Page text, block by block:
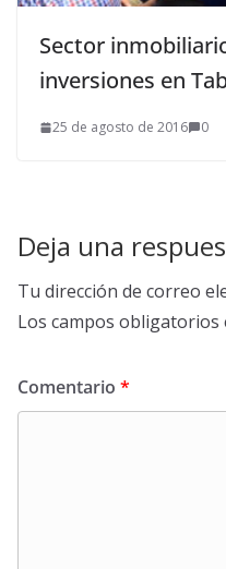
Sector
inversiones en
25 de agosto de 2016 0
Deja una
Tu dirección de correo
Los campos obligatorios
Comentario *